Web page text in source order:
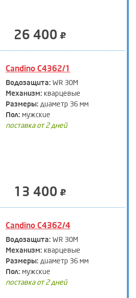
26 400
Candino C4362/1
Водозащита: WR 30M
Механизм: кварцевые
Размеры: диаметр 36 мм
Пол: мужские
поставка от 2 дней
13 400
Candino C4362/4
Водозащита: WR 30M
Механизм: кварцевые
Размеры: диаметр 36 мм
Пол: мужские
поставка от 2 дней